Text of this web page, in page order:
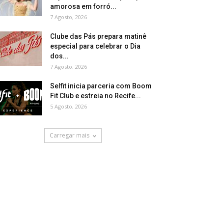
amorosa em forró...
7 Agosto, 2026
Clube das Pás prepara matinê
especial para celebrar o Dia
dos...
7 Agosto, 2026
Selfit inicia parceria com Boom
Fit Club e estreia no Recife...
5 Agosto, 2026
Carregar mais